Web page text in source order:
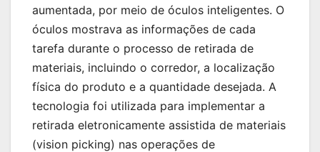
aumentada, por meio de óculos inteligentes. O
óculos mostrava as informações de cada
tarefa durante o processo de retirada de
materiais, incluindo o corredor, a localização
física do produto e a quantidade desejada. A
tecnologia foi utilizada para implementar a
retirada eletronicamente assistida de materiais
(vision picking) nas operações de